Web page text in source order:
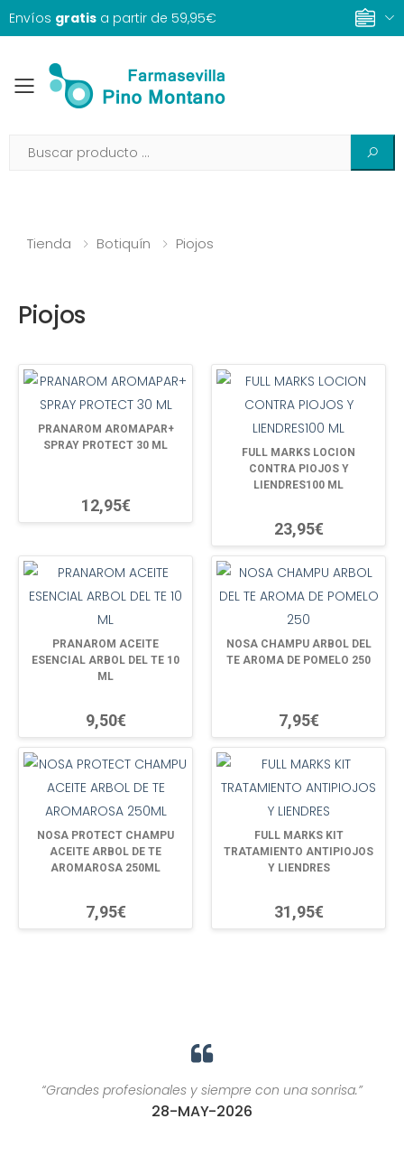
Envíos gratis a partir de 59,95€
Toggle mobile menu
Tienda Botiquín Piojos
Piojos
PRANAROM AROMAPAR+
SPRAY PROTECT 30 ML
12,95€
FULL MARKS LOCION
CONTRA PIOJOS Y
LIENDRES100 ML
23,95€
PRANAROM ACEITE
ESENCIAL ARBOL DEL TE 10
ML
9,50€
NOSA CHAMPU ARBOL DEL
TE AROMA DE POMELO 250
7,95€
NOSA PROTECT CHAMPU
ACEITE ARBOL DE TE
AROMAROSA 250ML
7,95€
FULL MARKS KIT
TRATAMIENTO ANTIPIOJOS
Y LIENDRES
31,95€
“Grandes profesionales y siempre con una sonrisa.”
28-MAY-2026